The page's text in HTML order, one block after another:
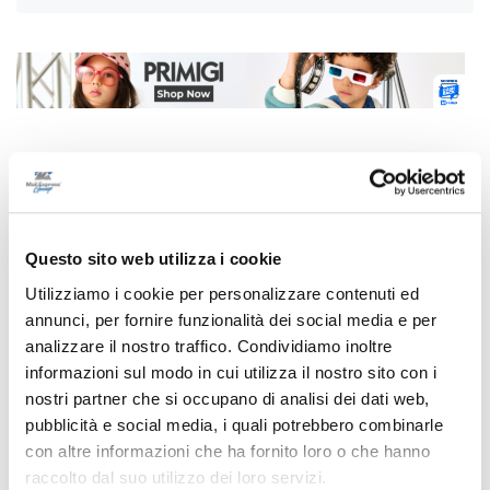
Questo sito web utilizza i cookie
Utilizziamo i cookie per personalizzare contenuti ed
annunci, per fornire funzionalità dei social media e per
analizzare il nostro traffico. Condividiamo inoltre
informazioni sul modo in cui utilizza il nostro sito con i
nostri partner che si occupano di analisi dei dati web,
pubblicità e social media, i quali potrebbero combinarle
con altre informazioni che ha fornito loro o che hanno
raccolto dal suo utilizzo dei loro servizi.
Correlati